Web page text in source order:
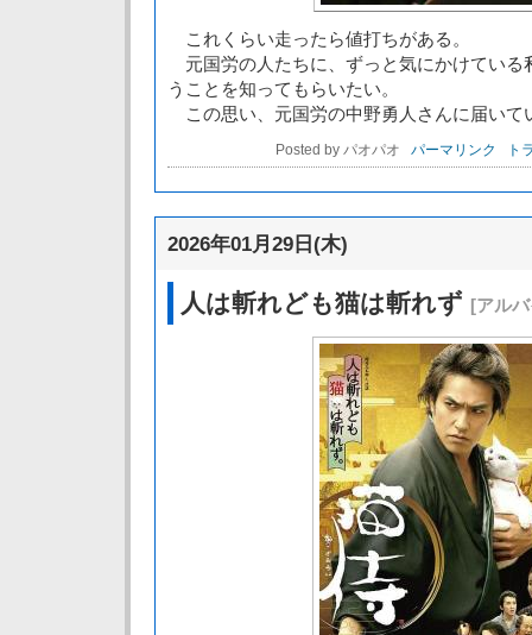
これくらい走ったら値打ちがある。
元国労の人たちに、ずっと気にかけている
うことを知ってもらいたい。
この思い、元国労の中野勇人さんに届いて
Posted by パオパオ パーマリンク ト
2026年01月29日(木)
人は斬れども猫は斬れず [アル